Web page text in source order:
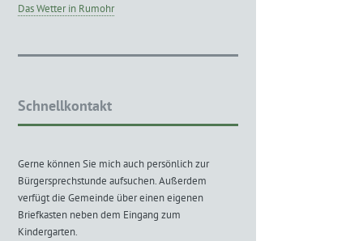
Das Wetter in Rumohr
Schnellkontakt
Gerne können Sie mich auch persönlich zur
Bürgersprechstunde aufsuchen. Außerdem
verfügt die Gemeinde über einen eigenen
Briefkasten neben dem Eingang zum
Kindergarten.